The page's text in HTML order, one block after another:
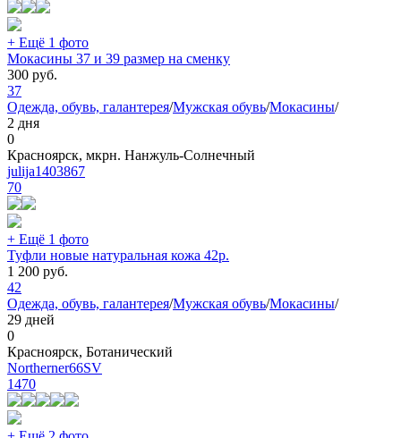
+ Ещё 1 фото
Мокасины 37 и 39 размер на сменку
300 руб.
37
Одежда, обувь, галантерея/Мужская обувь/Мокасины/
2 дня
0
Красноярск, мкрн. Нанжуль-Солнечный
julija1403867
70
+ Ещё 1 фото
Туфли новые натуральная кожа 42р.
1 200 руб.
42
Одежда, обувь, галантерея/Мужская обувь/Мокасины/
29 дней
0
Красноярск, Ботанический
Northerner66SV
1470